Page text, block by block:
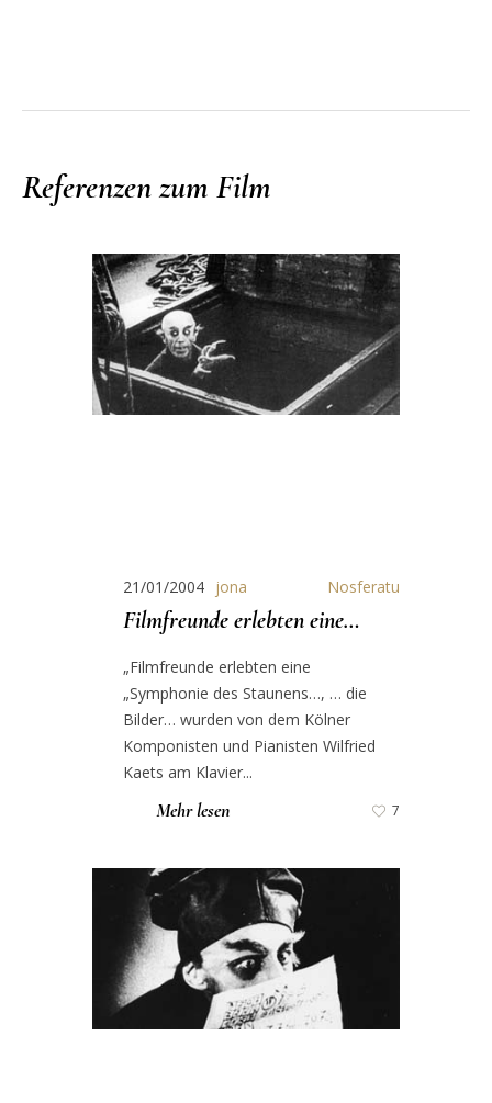
Referenzen zum Film
21/01/2004 jona Nosferatu
Filmfreunde erlebten eine…
„Filmfreunde erlebten eine
„Symphonie des Staunens…, … die
Bilder… wurden von dem Kölner
Komponisten und Pianisten Wilfried
Kaets am Klavier...
Mehr lesen 7